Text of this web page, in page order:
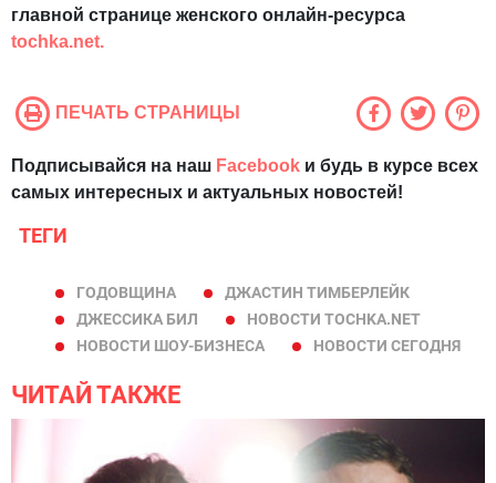
главной странице женского онлайн-ресурса
tochka.net.
ПЕЧАТЬ СТРАНИЦЫ
Подписывайся на наш Facebook и будь в курсе всех
самых интересных и актуальных новостей!
ТЕГИ
ГОДОВЩИНА
ДЖАСТИН ТИМБЕРЛЕЙК
ДЖЕССИКА БИЛ
НОВОСТИ TOCHKA.NET
НОВОСТИ ШОУ-БИЗНЕСА
НОВОСТИ СЕГОДНЯ
ЧИТАЙ ТАКЖЕ